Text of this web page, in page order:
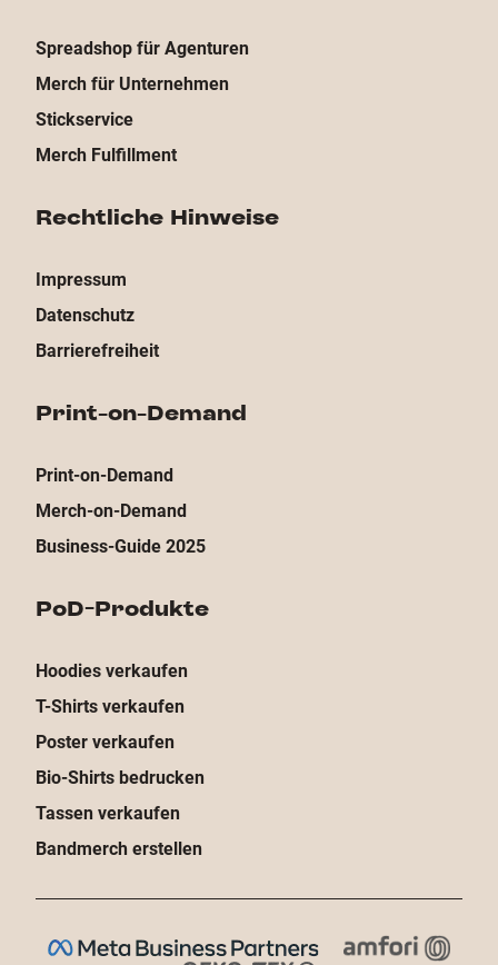
Spreadshop für Agenturen
Merch für Unternehmen
Stickservice
Merch Fulfillment
Rechtliche Hinweise
Impressum
Datenschutz
Barrierefreiheit
Print-on-Demand
Print-on-Demand
Merch-on-Demand
Business-Guide 2025
PoD-Produkte
Hoodies verkaufen
T-Shirts verkaufen
Poster verkaufen
Bio-Shirts bedrucken
Tassen verkaufen
Bandmerch erstellen